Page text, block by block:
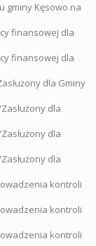
gminy Kęsowo na
finansowej dla
finansowej dla
dla Gminy
dla
dla
dla
kontroli
kontroli
kontroli